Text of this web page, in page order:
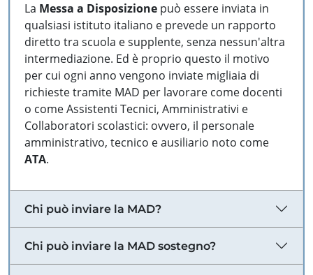
La Messa a Disposizione può essere inviata in
qualsiasi istituto italiano e prevede un rapporto
diretto tra scuola e supplente, senza nessun'altra
intermediazione. Ed è proprio questo il motivo
per cui ogni anno vengono inviate migliaia di
richieste tramite MAD per lavorare come docenti
o come Assistenti Tecnici, Amministrativi e
Collaboratori scolastici: ovvero, il personale
amministrativo, tecnico e ausiliario noto come
ATA.
Chi può inviare la MAD?
Chi può inviare la MAD sostegno?